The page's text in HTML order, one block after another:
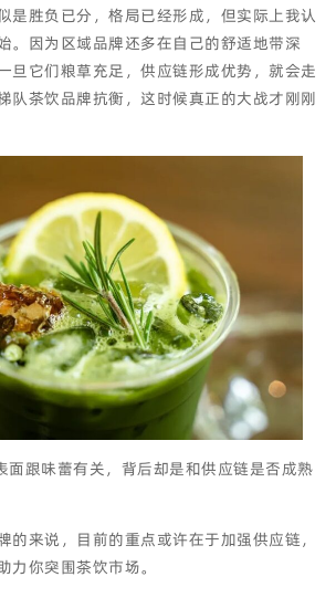
是胜负已分，格局已经形成，但实际上我认
。因为区域品牌还多在自己的舒适地带深
旦它们粮草充足，供应链形成优势，就会走
队茶饮品牌抗衡，这时候真正的大战才刚刚
面跟味蕾有关，背后却是和供应链是否成熟
的来说，目前的重点或许在于加强供应链，
你突围茶饮市场。